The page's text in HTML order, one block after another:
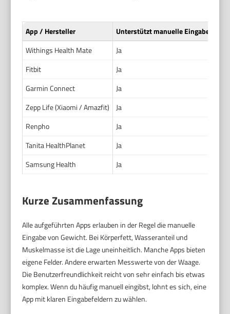
App / Hersteller Unterstützt manuelle Eingabe
Withings Health Mate
Ja
Fitbit
Ja
Garmin Connect
Ja
Zepp Life (Xiaomi / Amazfit)
Ja
Renpho
Ja
Tanita HealthPlanet
Ja
Samsung Health
Ja
Kurze Zusammenfassung
Alle aufgeführten Apps erlauben in der Regel die manuelle
Eingabe von Gewicht. Bei Körperfett, Wasseranteil und
Muskelmasse ist die Lage uneinheitlich. Manche Apps bieten
eigene Felder. Andere erwarten Messwerte von der Waage.
Die Benutzerfreundlichkeit reicht von sehr einfach bis etwas
komplex. Wenn du häufig manuell eingibst, lohnt es sich, eine
App mit klaren Eingabefeldern zu wählen.